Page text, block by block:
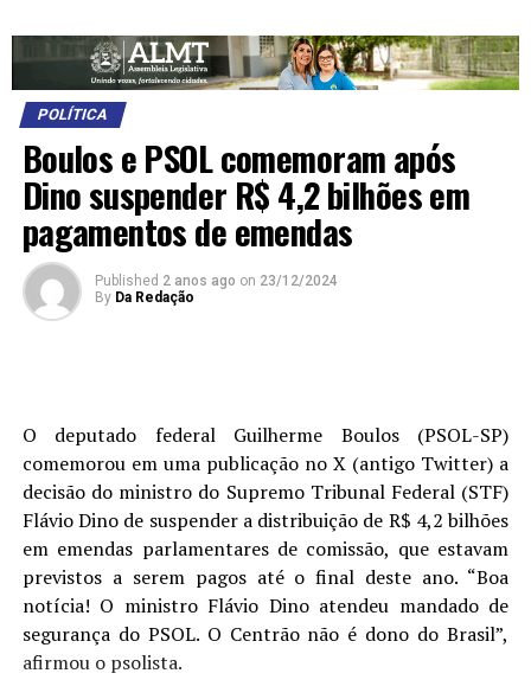
POLÍTICA
Boulos e PSOL comemoram após
Dino suspender R$ 4,2 bilhões em
pagamentos de emendas
Published 2 anos ago on 23/12/2024
By Da Redação
O deputado federal Guilherme Boulos (PSOL-SP)
comemorou em uma publicação no X (antigo Twitter) a
decisão do ministro do Supremo Tribunal Federal (STF)
Flávio Dino de suspender a distribuição de R$ 4,2 bilhões
em emendas parlamentares de comissão, que estavam
previstos a serem pagos até o final deste ano. “Boa
notícia! O ministro Flávio Dino atendeu mandado de
segurança do PSOL. O Centrão não é dono do Brasil”,
afirmou o psolista.